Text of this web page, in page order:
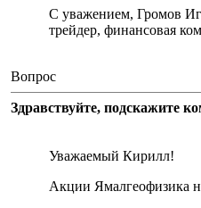
С уважением, Громов
трейдер, финансовая
Вопрос
Здравствуйте, подскажите
Уважаемый Кирилл!
Акции Ямалгеофизика